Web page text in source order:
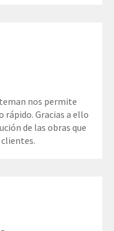
nos permite
rápido. Gracias a ello
de las obras que